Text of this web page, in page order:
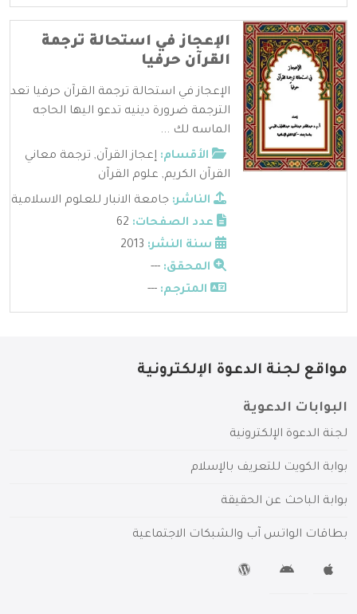
الإعجاز في استحالة ترجمة
القرآن حرفيا
الإعجاز في استحالة ترجمة القرآن حرفيا تعد
الترجمة ضرورة دينيه تدعو اليها الحاجه
الماسه لك ...
الأقسام: إعجاز القرآن, ترجمة معاني
القرآن الكريم, علوم القرآن
الناشر: جامعة الانبار للعلوم الاسلامية
عدد الصفحات:
سنة النشر:
المحقق: ---
المترجم: ---
مواقع لجنة الدعوة الإلكترونية
البوابات الدعوية
لجنة الدعوة الإلكترونية
بوابة الكويت للتعريف بالإسلام
بوابة الباحث عن الحقيقة
بطاقات الواتس آب والشبكات الاجتماعية